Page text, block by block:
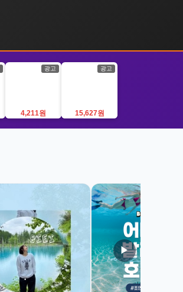
광고
4,211원
광고
15,627원
▶